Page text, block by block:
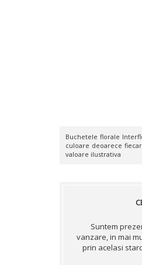
Buchetele florale
culoare deoarece
valoare ilustrativa
Suntem
vanzare, in mai
prin acelasi